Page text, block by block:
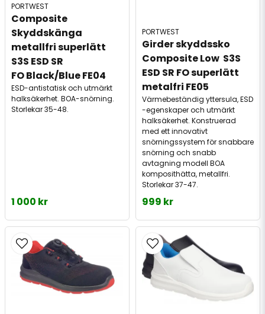
PORTWEST
Composite
Skyddskänga
metallfri superlätt
S3S ESD SR
FO Black/Blue FE04
ESD-antistatisk och utmärkt
halksäkerhet. BOA-snörning.
Storlekar 35-48.
1 000 kr
PORTWEST
Girder skyddssko
Composite Low  S3S
ESD SR FO superlätt
metalfri FE05
Värmebeständig yttersula, ESD
-egenskaper och utmärkt
halksäkerhet. Konstruerad
med ett innovativt
snörningssystem för snabbare
snörning och snabb
avtagning modell BOA
komposithätta, metallfri.
Storlekar 37-47.
999 kr